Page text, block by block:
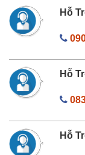
Hỗ
Hỗ
Hỗ